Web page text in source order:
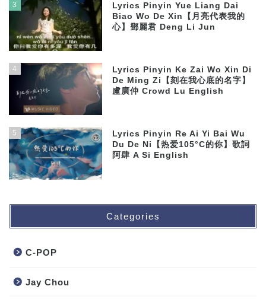
3
Lyrics Pinyin Yue Liang Dai
Biao Wo De Xin【月亮代表我的
心】鄧麗君 Deng Li Jun
4
Lyrics Pinyin Ke Zai Wo Xin Di
De Ming Zi【刻在我心底的名字】
盧廣仲 Crowd Lu English
5
Lyrics Pinyin Re Ai Yi Bai Wu
Du De Ni【热爱105°C的你】歌詞
阿肆 A Si English
Categories
C-POP
Jay Chou